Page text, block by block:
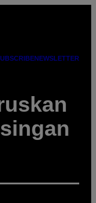
NEWSLETTER